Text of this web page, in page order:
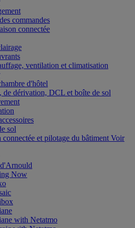
commandes
connectée
ventilation et climatisation
d'hôtel
de dérivation, DCL et boîte de sol
sol
et pilotage du bâtiment Voir
Now
with Netatmo